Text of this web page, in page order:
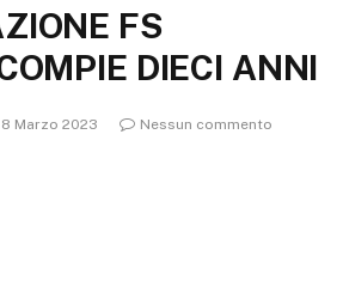
FS
DIECI ANNI
8 Marzo 2023
Nessun commento